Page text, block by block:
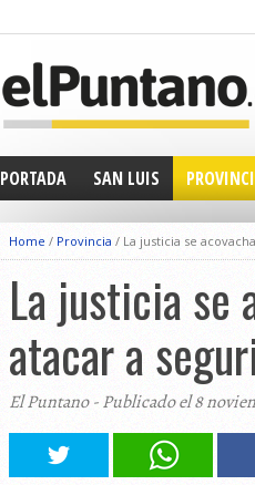
PORTADA SAN LUIS
Home / Provincia / La justicia se
La justicia se
atacar a
El Puntano - Publicado el 8